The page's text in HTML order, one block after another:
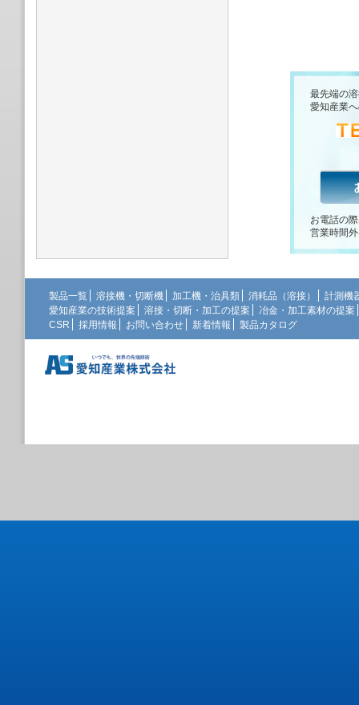
最先端の
愛知産業
お電話の
営業時間
製品一覧 溶接機・切断機 加工機・治具類 消耗品（溶接）
計測機
愛知産業の技術提案
溶接・切断・加工の提案
冶金・加工素材の提案
CSR
採用情報 お問い合わせ 新着情報 製品カタログ